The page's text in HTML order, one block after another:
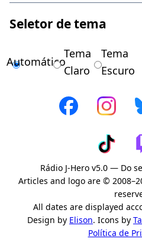
Seletor de tema
Automático
Tema
Claro
Tema
Escuro
Rádio J-Hero v5.0 — Do
Articles and logo are ©
All dates are displayed
Design by Elison. Icons by
Política de